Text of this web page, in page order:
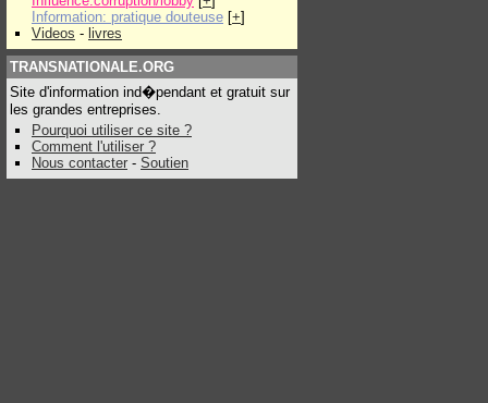
Information: pratique douteuse [+]
Videos - livres
TRANSNATIONALE.ORG
Site d'information ind�pendant et gratuit sur
les grandes entreprises.
Pourquoi utiliser ce site ?
Comment l'utiliser ?
Nous contacter - Soutien